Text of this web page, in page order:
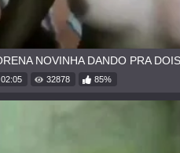
02:05 32878 85%